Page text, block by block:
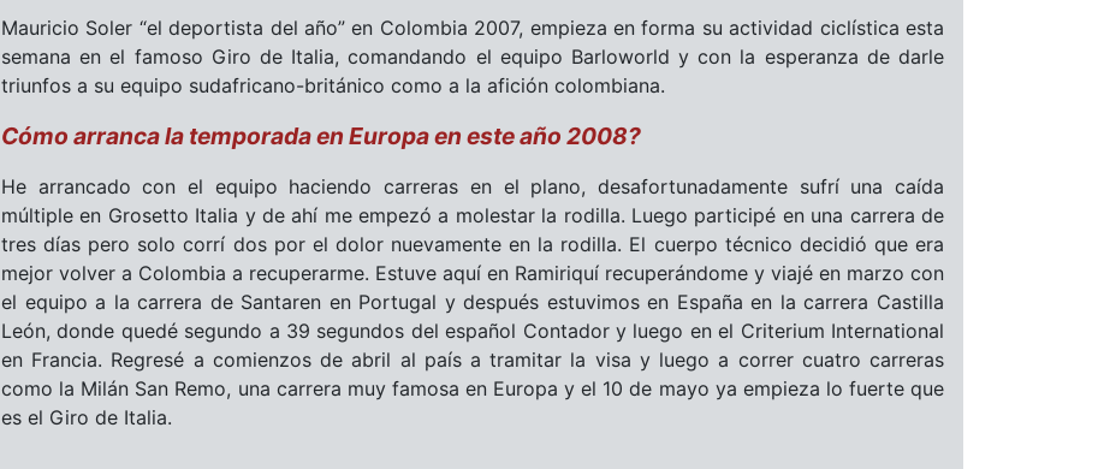
Mauricio Soler “el deportista del año” en Colombia 2007, empieza en forma su actividad ciclística esta
semana en el famoso Giro de Italia, comandando el equipo Barloworld y con la esperanza de darle
triunfos a su equipo sudafricano-británico como a la afición colombiana.
Cómo arranca la temporada en Europa en este año 2008?
He arrancado con el equipo haciendo carreras en el plano, desafortunadamente sufrí una caída
múltiple en Grosetto Italia y de ahí me empezó a molestar la rodilla. Luego participé en una carrera de
tres días pero solo corrí dos por el dolor nuevamente en la rodilla. El cuerpo técnico decidió que era
mejor volver a Colombia a recuperarme. Estuve aquí en Ramiriquí recuperándome y viajé en marzo con
el equipo a la carrera de Santaren en Portugal y después estuvimos en España en la carrera Castilla
León, donde quedé segundo a 39 segundos del español Contador y luego en el Criterium International
en Francia. Regresé a comienzos de abril al país a tramitar la visa y luego a correr cuatro carreras
como la Milán San Remo, una carrera muy famosa en Europa y el 10 de mayo ya empieza lo fuerte que
es el Giro de Italia.